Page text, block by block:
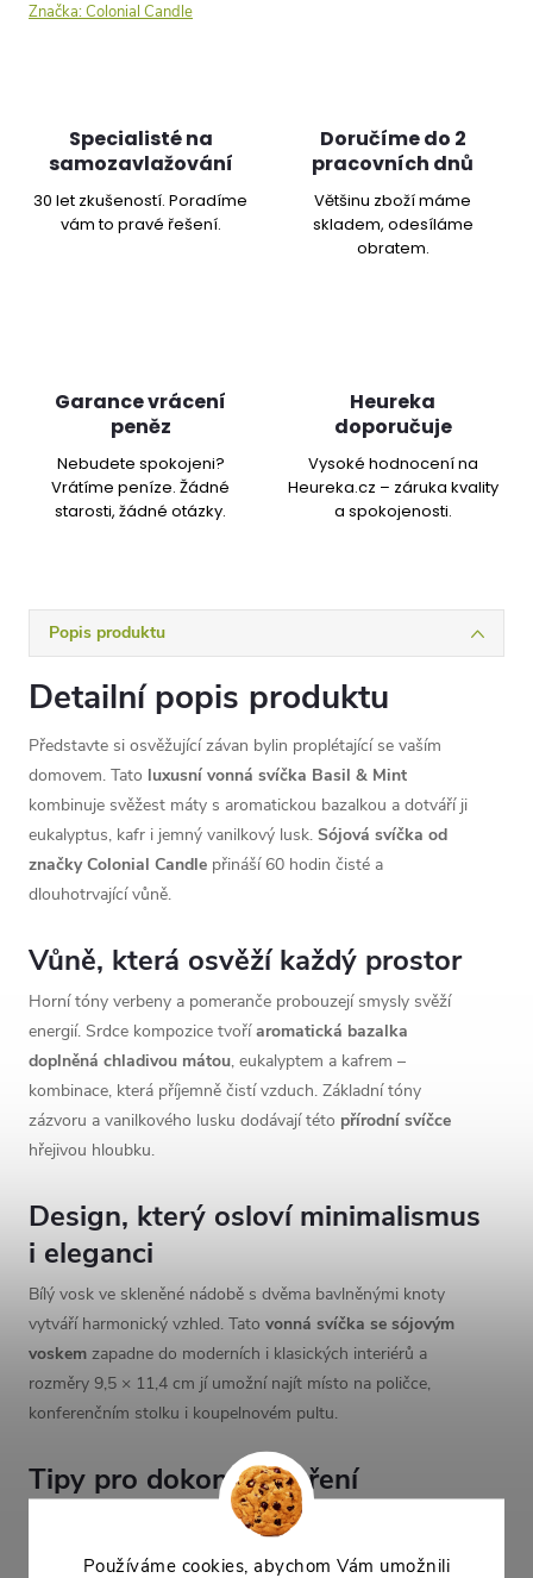
Používáme cookies, abychom Vám umožnili
Značka:Colonial Candle
Specialisté na
samozavlažování
30 let zkušeností. Poradíme
vám to pravé řešení.
Doručíme do 2
pracovních dnů
Většinu zboží máme
skladem, odesíláme
obratem.
Garance vrácení
peněz
Nebudete spokojeni?
Vrátíme peníze. Žádné
starosti, žádné otázky.
Heureka
doporučuje
Vysoké hodnocení na
Heureka.cz – záruka kvality
a spokojenosti.
Popis produktu
Detailní popis produktu
Představte si osvěžující závan bylin proplétající se vaším
domovem. Tato luxusní vonná svíčka Basil & Mint
kombinuje svěžest máty s aromatickou bazalkou a dotváří ji
eukalyptus, kafr i jemný vanilkový lusk. Sójová svíčka od
značky Colonial Candle přináší 60 hodin čisté a
dlouhotrvající vůně.
Vůně, která osvěží každý prostor
Horní tóny verbeny a pomeranče probouzejí smysly svěží
energií. Srdce kompozice tvoříaromatická bazalka
doplněná chladivou mátou, eukalyptem a kafrem –
kombinace, která příjemně čistí vzduch. Základní tóny
zázvoru a vanilkového lusku dodávají této přírodní svíčce
hřejivou hloubku.
Design, který osloví minimalismus
i eleganci
Bílý vosk ve skleněné nádobě s dvěma bavlněnými knoty
vytváří harmonický vzhled. Tato vonná svíčka se sójovým
voskem zapadne do moderních i klasických interiérů a
rozměry 9,5 × 11,4 cm jí umožní najít místo na poličce,
konferenčním stolku i koupelnovém pultu.
Tipy pro dokonalé hoření
Nechte svíčku hořet alespoň 2–3 hodiny,